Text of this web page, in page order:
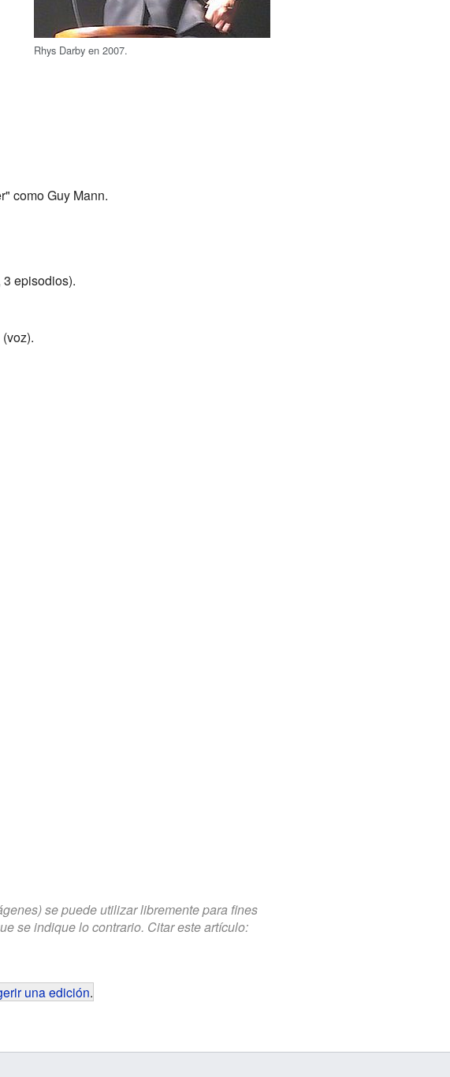
Rhys Darby en 2007.
como Guy Mann.
episodios).
se puede utilizar libremente para fines
se indique lo contrario. Citar este artículo:
una edición.